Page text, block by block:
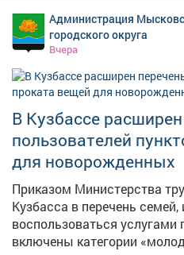
роскошные трофеи, а
что разбирать лесное
Администрация
городского округа
Вчера
В Кузбассе
пользователей
для новорожденных
Приказом Министерства
Кузбасса в перечень
воспользоваться услугами
включены категории